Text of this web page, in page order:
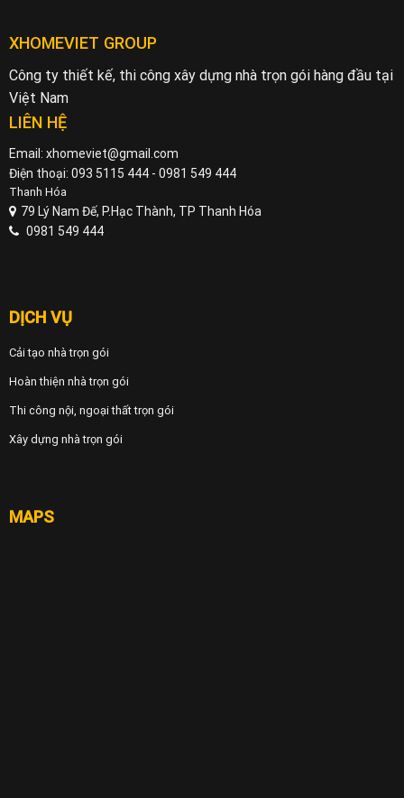
XHOMEVIET GROUP
Công ty thiết kế, thi công xây dựng nhà trọn gói hàng đầu tại
Việt Nam
LIÊN HỆ
Email: xhomeviet@gmail.com
Điện thoại: 093 5115 444 - 0981 549 444
Thanh Hóa
79 Lý Nam Đế, P.Hạc Thành, TP Thanh Hóa
0981 549 444
DỊCH VỤ
Cải tạo nhà trọn gói
Hoàn thiện nhà trọn gói
Thi công nội, ngoại thất trọn gói
Xây dựng nhà trọn gói
MAPS